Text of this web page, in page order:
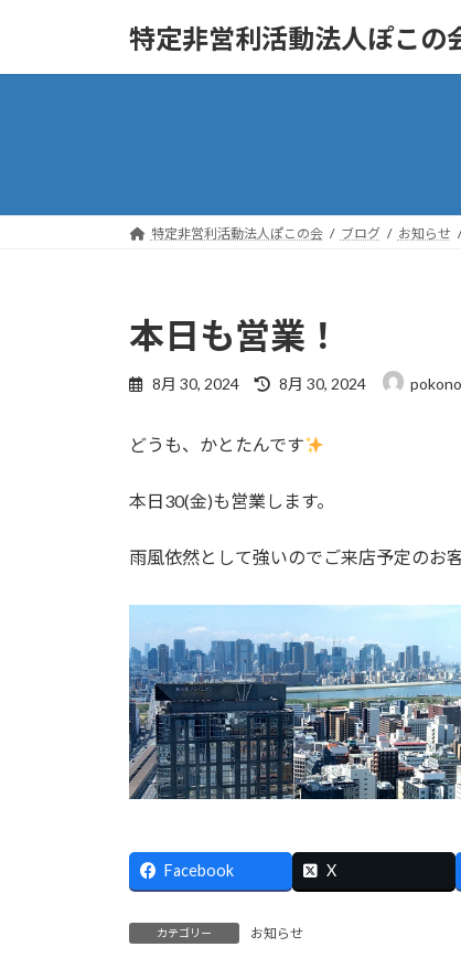
特定非営利活動法人ぽこの
特定非営利活動法人ぽこの会 ブログ お知らせ
本日も営業！
8月 30, 2024
最
新
時
:
8月 30, 2024
どうも、かとたんです
本日30(金)も営業します。
雨風依然として強いのでご来店予定のお
Facebook X
カテゴリー お知らせ